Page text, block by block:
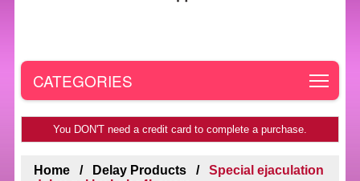
CATEGORIES
You DON'T need a credit card to complete a purchase.
Home Delay Products
Special ejaculation